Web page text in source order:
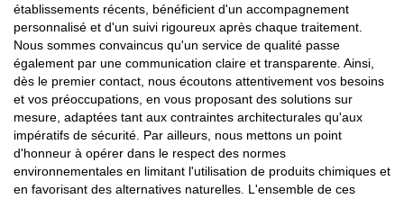
établissements récents, bénéficient d'un accompagnement
personnalisé et d'un suivi rigoureux après chaque traitement.
Nous sommes convaincus qu'un service de qualité passe
également par une communication claire et transparente. Ainsi,
dès le premier contact, nous écoutons attentivement vos besoins
et vos préoccupations, en vous proposant des solutions sur
mesure, adaptées tant aux contraintes architecturales qu'aux
impératifs de sécurité. Par ailleurs, nous mettons un point
d'honneur à opérer dans le respect des normes
environnementales en limitant l'utilisation de produits chimiques et
en favorisant des alternatives naturelles. L'ensemble de ces